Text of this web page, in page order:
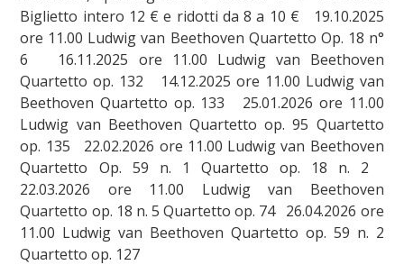
Biglietto intero 12 € e ridotti da 8 a 10 € 19.10.2025
ore 11.00 Ludwig van Beethoven Quartetto Op. 18 n°
6 16.11.2025 ore 11.00 Ludwig van Beethoven
Quartetto op. 132 14.12.2025 ore 11.00 Ludwig van
Beethoven Quartetto op. 133 25.01.2026 ore 11.00
Ludwig van Beethoven Quartetto op. 95 Quartetto
op. 135 22.02.2026 ore 11.00 Ludwig van Beethoven
Quartetto Op. 59 n. 1 Quartetto op. 18 n. 2
22.03.2026 ore 11.00 Ludwig van Beethoven
Quartetto op. 18 n. 5 Quartetto op. 74 26.04.2026 ore
11.00 Ludwig van Beethoven Quartetto op. 59 n. 2
Quartetto op. 127